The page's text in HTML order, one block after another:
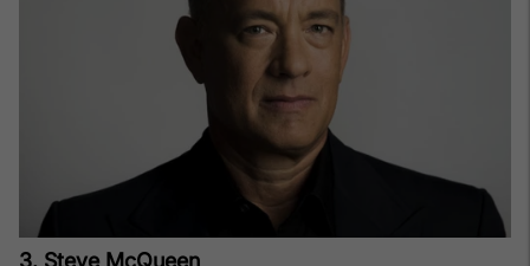
3. Steve McQueen